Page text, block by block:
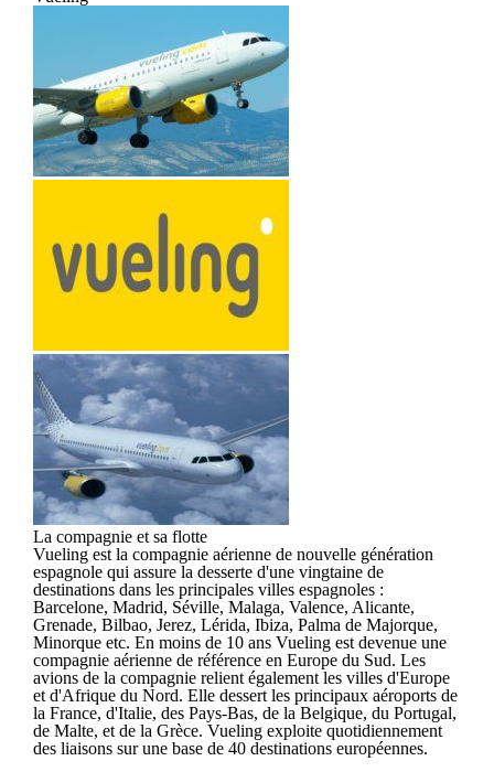
La compagnie et sa flotte
Vueling est la compagnie aérienne de nouvelle génération
espagnole qui assure la desserte d'une vingtaine de
destinations dans les principales villes espagnoles :
Barcelone, Madrid, Séville, Malaga, Valence, Alicante,
Grenade, Bilbao, Jerez, Lérida, Ibiza, Palma de Majorque,
Minorque etc. En moins de 10 ans Vueling est devenue une
compagnie aérienne de référence en Europe du Sud. Les
avions de la compagnie relient également les villes d'Europe
et d'Afrique du Nord. Elle dessert les principaux aéroports de
la France, d'Italie, des Pays-Bas, de la Belgique, du Portugal,
de Malte, et de la Grèce. Vueling exploite quotidiennement
des liaisons sur une base de 40 destinations européennes.